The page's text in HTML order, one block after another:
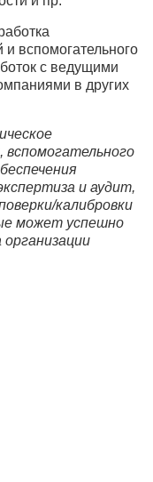
и вспомогательного
с ведущими
в других
вспомогательного
и аудит,
калибровки
может успешно